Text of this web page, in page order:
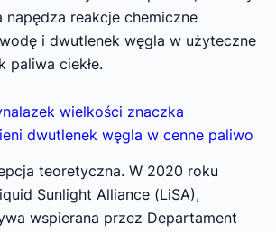
napędza reakcje chemiczne
i dwutlenek węgla w użyteczne
paliwa ciekłe.
wielkości znaczka
dwutlenek węgla w cenne paliwo
teoretyczna. W 2020 roku
Sunlight Alliance (LiSA),
wspierana przez Departament